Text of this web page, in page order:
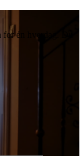
én hverdag. Du